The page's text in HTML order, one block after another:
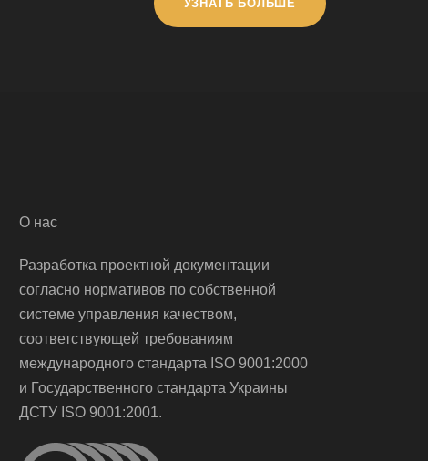
УЗНАТЬ БОЛЬШЕ
О нас
Разработка проектной документации
согласно нормативов по собственной
системе управления качеством,
соответствующей требованиям
международного стандарта ISO 9001:2000
и Государственного стандарта Украины
ДСТУ ISO 9001:2001.